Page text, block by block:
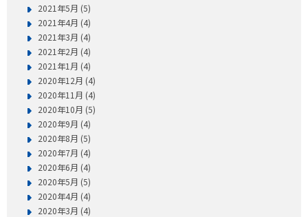
2021年5月 (5)
2021年4月 (4)
2021年3月 (4)
2021年2月 (4)
2021年1月 (4)
2020年12月 (4)
2020年11月 (4)
2020年10月 (5)
2020年9月 (4)
2020年8月 (5)
2020年7月 (4)
2020年6月 (4)
2020年5月 (5)
2020年4月 (4)
2020年3月 (4)